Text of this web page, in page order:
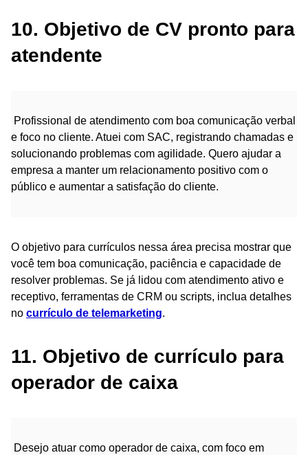
10. Objetivo de CV pronto para
atendente
Profissional de atendimento com boa comunicação verbal
e foco no cliente. Atuei com SAC, registrando chamadas e
solucionando problemas com agilidade. Quero ajudar a
empresa a manter um relacionamento positivo com o
público e aumentar a satisfação do cliente.
O objetivo para currículos nessa área precisa mostrar que
você tem boa comunicação, paciência e capacidade de
resolver problemas. Se já lidou com atendimento ativo e
receptivo, ferramentas de CRM ou scripts, inclua detalhes
no currículo de telemarketing.
11. Objetivo de currículo para
operador de caixa
Desejo atuar como operador de caixa, com foco em